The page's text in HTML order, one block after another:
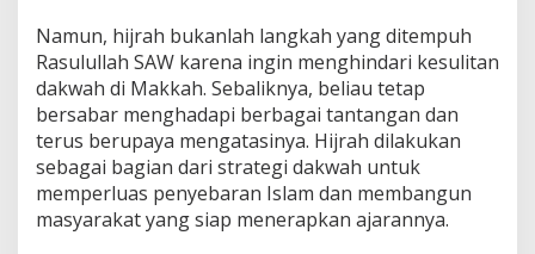
Namun, hijrah bukanlah langkah yang ditempuh
Rasulullah SAW karena ingin menghindari kesulitan
dakwah di Makkah. Sebaliknya, beliau tetap
bersabar menghadapi berbagai tantangan dan
terus berupaya mengatasinya. Hijrah dilakukan
sebagai bagian dari strategi dakwah untuk
memperluas penyebaran Islam dan membangun
masyarakat yang siap menerapkan ajarannya.